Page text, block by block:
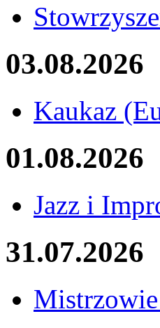
03.08.2026
Kaukaz
01.08.2026
Jazz i
31.07.2026